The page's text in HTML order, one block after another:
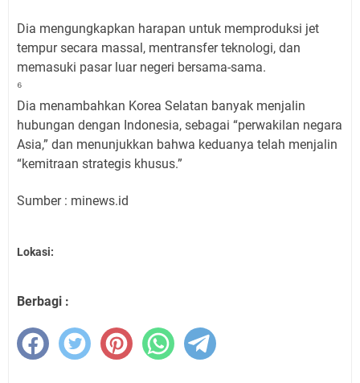
Dia mengungkapkan harapan untuk memproduksi jet
tempur secara massal, mentransfer teknologi, dan
memasuki pasar luar negeri bersama-sama.
⁶
Dia menambahkan Korea Selatan banyak menjalin
hubungan dengan Indonesia, sebagai “perwakilan negara
Asia,” dan menunjukkan bahwa keduanya telah menjalin
“kemitraan strategis khusus.”
Sumber : minews.id
Lokasi:
Berbagi :